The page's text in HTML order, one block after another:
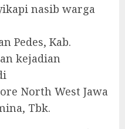
nasib warga
Pedes, Kab.
kejadian
North West Jawa
Tbk.